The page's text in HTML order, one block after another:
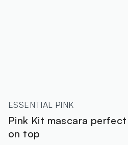
ESSENTIAL PINK
Pink Kit mascara
on top